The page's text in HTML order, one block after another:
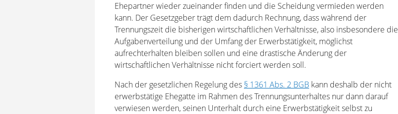
Ehepartner wieder zueinander finden und die Scheidung vermieden werden
kann. Der Gesetzgeber trägt dem dadurch Rechnung, dass während der
Trennungszeit die bisherigen wirtschaftlichen Verhältnisse, also insbesondere die
Aufgabenverteilung und der Umfang der Erwerbstätigkeit, möglichst
aufrechterhalten bleiben sollen und eine drastische Änderung der
wirtschaftlichen Verhältnisse nicht forciert werden soll.
Nach der gesetzlichen Regelung des § 1361 Abs. 2 BGB kann deshalb der nicht
erwerbstätige Ehegatte im Rahmen des Trennungsunterhaltes nur dann darauf
verwiesen werden, seinen Unterhalt durch eine Erwerbstätigkeit selbst zu